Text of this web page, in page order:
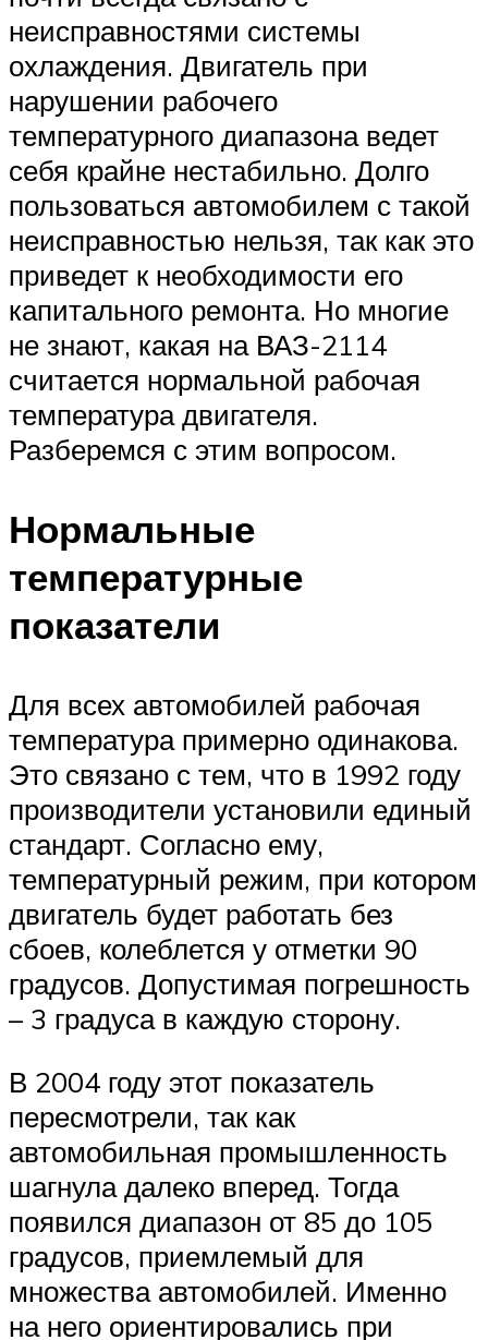
Меню
неисправностями системы
охлаждения. Двигатель при
нарушении рабочего
температурного диапазона ведет
себя крайне нестабильно. Долго
пользоваться автомобилем с такой
неисправностью нельзя, так как это
приведет к необходимости его
капитального ремонта. Но многие
не знают, какая на ВАЗ-2114
считается нормальной рабочая
температура двигателя.
Разберемся с этим вопросом.
Нормальные
температурные
показатели
Для всех автомобилей рабочая
температура примерно одинакова.
Это связано с тем, что в 1992 году
производители установили единый
стандарт. Согласно ему,
температурный режим, при котором
двигатель будет работать без
сбоев, колеблется у отметки 90
градусов. Допустимая погрешность
– 3 градуса в каждую сторону.
В 2004 году этот показатель
пересмотрели, так как
автомобильная промышленность
шагнула далеко вперед. Тогда
появился диапазон от 85 до 105
градусов, приемлемый для
множества автомобилей. Именно
на него ориентировались при